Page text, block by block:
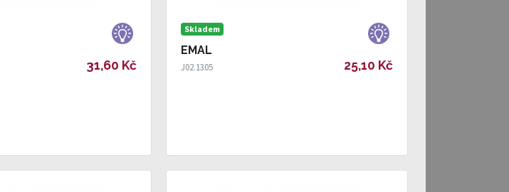
31,60 Kč
Skladem
EMAL
J02.1305 25,10 Kč